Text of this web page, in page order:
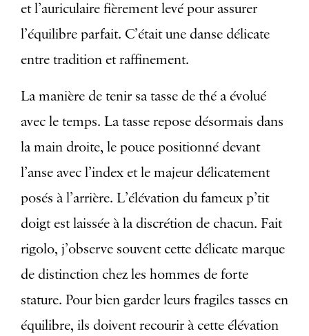
et l’auriculaire fièrement levé pour assurer
l’équilibre parfait. C’était une danse délicate
entre tradition et raffinement.
La manière de tenir sa tasse de thé a évolué
avec le temps. La tasse repose désormais dans
la main droite, le pouce positionné devant
l’anse avec l’index et le majeur délicatement
posés à l’arrière. L’élévation du fameux p’tit
doigt est laissée à la discrétion de chacun. Fait
rigolo, j’observe souvent cette délicate marque
de distinction chez les hommes de forte
stature. Pour bien garder leurs fragiles tasses en
équilibre, ils doivent recourir à cette élévation